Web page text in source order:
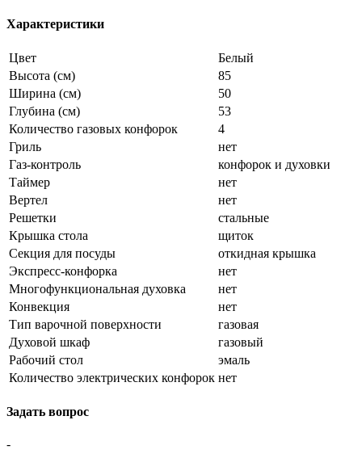
Характеристики
Цвет
Белый
Высота (см)
85
Ширина (см)
50
Глубина (см)
53
Количество газовых конфорок
4
Гриль
нет
Газ-контроль
конфорок и духовки
Таймер
нет
Вертел
нет
Решетки
стальные
Крышка стола
щиток
Секция для посуды
откидная крышка
Экспресс-конфорка
нет
Многофункциональная духовка
нет
Конвекция
нет
Тип варочной поверхности
газовая
Духовой шкаф
газовый
Рабочий стол
эмаль
Количество электрических конфорок нет
Задать вопрос
-